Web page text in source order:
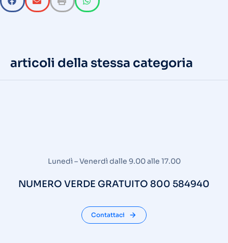
articoli della stessa categoria
Lunedì – Venerdì dalle 9.00 alle 17.00
NUMERO VERDE GRATUITO 800 584940
Contattaci